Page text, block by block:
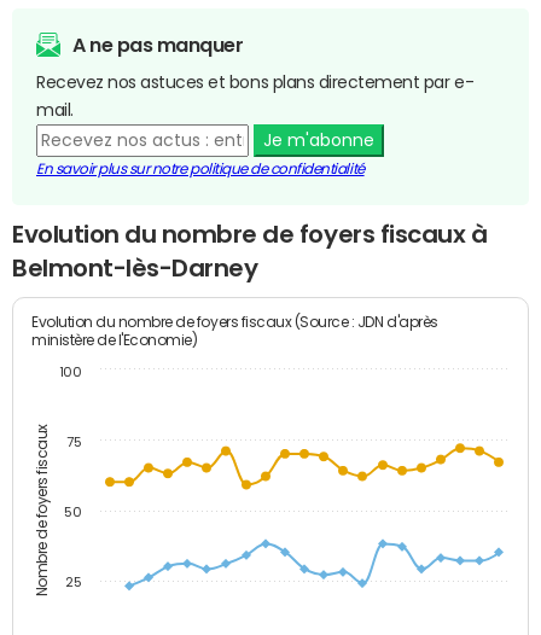
A ne pas manquer
Recevez nos astuces et bons plans directement par e-
mail.
Je m'abonne
En savoir plus sur notre politique de confidentialité
Evolution du nombre de foyers fiscaux à
Belmont-lès-Darney
Nombre de foyers fiscaux
Evolution du nombre de foyers fiscaux (Source : JDN d'après
ministère de l'Economie)
25
50
75
100